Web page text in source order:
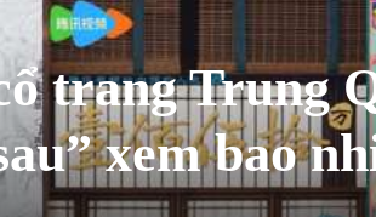
trang Trung
xem bao